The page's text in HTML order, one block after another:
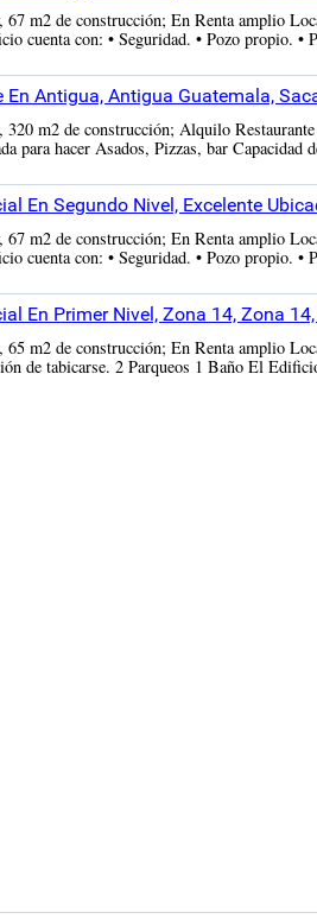
m2 de construcción; En Renta amplio
cuenta con: • Seguridad. • Pozo propio.
Antigua, Antigua Guatemala,
m2 de construcción; Alquilo
para hacer Asados, Pizzas, bar
En Segundo Nivel, Excelente
m2 de construcción; En Renta amplio
cuenta con: • Seguridad. • Pozo propio.
En Primer Nivel, Zona 14, Zona
m2 de construcción; En Renta amplio
de tabicarse. 2 Parqueos 1 Baño El